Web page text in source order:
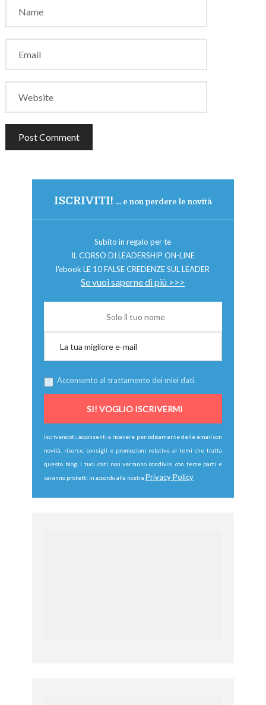
ISCRIVITI! ... e non perdere le novità
Subito in regalo per te
IL CORSO DI LEADERSHIP ON-LINE
l'ebook LE 10 FALSE CREDENZE SUL LEADER
Se vuoi saperne di più >>>
Acconsento al trattamento dei miei dati.
Iscrivendoti, acconsenti a ricevere periodicamente delle email con
novità, risorse, consigli e promozioni relative ai temi che tratta
questo blog. I tuoi dati non verranno condivisi con terze parti e
saranno protetti in accordo alla nostra Privacy Policy